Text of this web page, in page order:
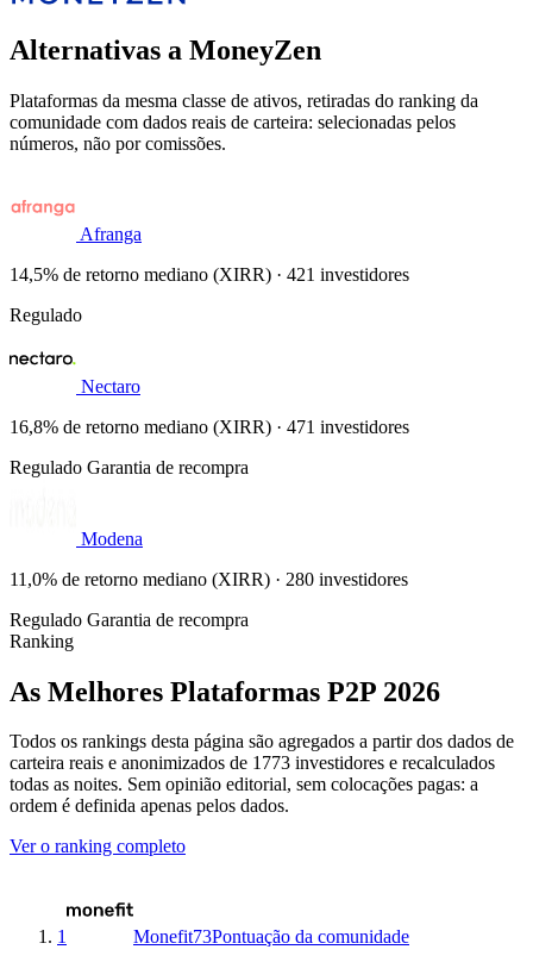
Alternativas a MoneyZen
Plataformas da mesma classe de ativos, retiradas do ranking da
comunidade com dados reais de carteira: selecionadas pelos
números, não por comissões.
Afranga
14,5% de retorno mediano (XIRR) · 421 investidores
Regulado
Nectaro
16,8% de retorno mediano (XIRR) · 471 investidores
Regulado Garantia de recompra
Modena
11,0% de retorno mediano (XIRR) · 280 investidores
Regulado Garantia de recompra
Ranking
As Melhores Plataformas P2P 2026
Todos os rankings desta página são agregados a partir dos dados de
carteira reais e anonimizados de 1773 investidores e recalculados
todas as noites. Sem opinião editorial, sem colocações pagas: a
ordem é definida apenas pelos dados.
Ver o ranking completo
1 Monefit73Pontuação da comunidade